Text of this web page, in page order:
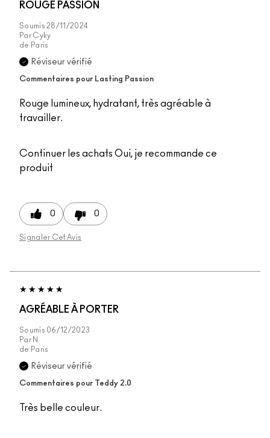
ROUGE PASSION
Soumis 28/11/2024
Par Cyky
de Paris
Réviseur vérifié
Commentaires pour Lasting Passion
Rouge lumineux, hydratant, très agréable à
travailler.
Continuer les achats Oui, je recommande ce
produit
0 0
Signaler Cet Avis
AGRÉABLE À PORTER
Soumis 06/12/2023
Par N
de Paris
Réviseur vérifié
Commentaires pour Teddy 2.0
Très belle couleur.